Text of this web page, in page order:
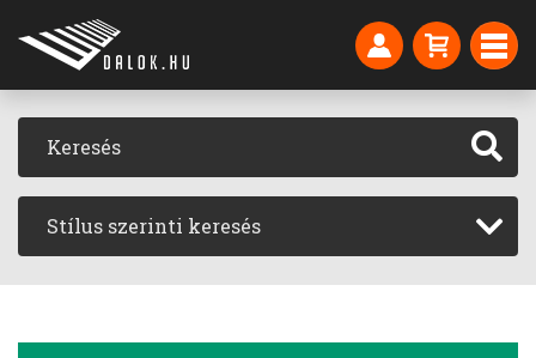
Stílus szerinti keresés